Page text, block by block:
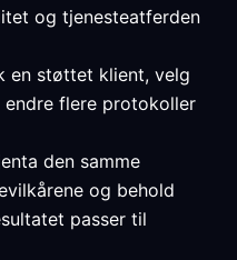
og tjenesteatferden
en støttet klient, velg
endre flere protokoller
den samme
og behold
passer til